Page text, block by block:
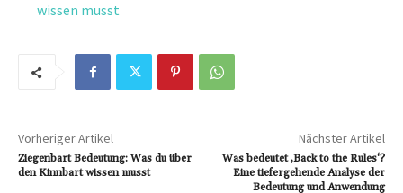
wissen musst
Vorheriger Artikel
Ziegenbart Bedeutung: Was du über
den Kinnbart wissen musst
Nächster Artikel
Was bedeutet ‚Back to the Rules‘?
Eine tiefergehende Analyse der
Bedeutung und Anwendung